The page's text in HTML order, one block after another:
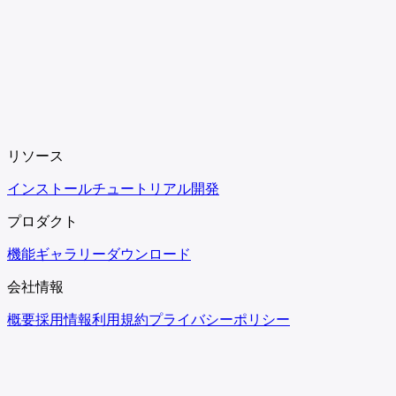
リソース
インストールチュートリアル開発
プロダクト
機能ギャラリーダウンロード
会社情報
概要採用情報利用規約プライバシーポリシー